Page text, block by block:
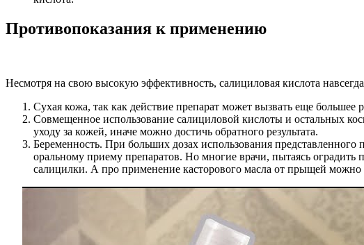
Противопоказания к применению
Несмотря на свою высокую эффективность, салициловая кислота
Сухая кожа, так как действие препарат может вызвать еще большее
Совмещенное использование салициловой кислоты и остальных
уходу за кожей, иначе можно достичь обратного результата.
Беременность. При больших дозах использования
оральному приему препаратов. Но многие врачи, пытаясь оградить
салицилки. А про применение касторового масла от прыщей можно